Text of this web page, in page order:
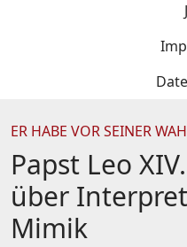
ER HABE VOR SEINER
Papst Leo
über
Mimik